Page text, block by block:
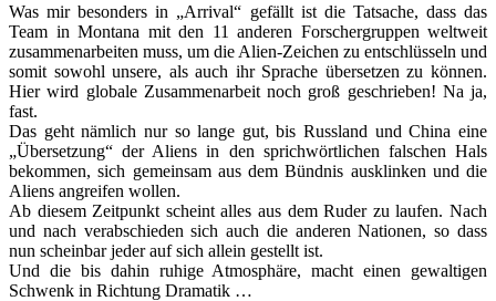
Was mir besonders in „Arrival“ gefällt ist die Tatsache, dass das
Team in Montana mit den 11 anderen Forschergruppen weltweit
zusammenarbeiten muss, um die Alien-Zeichen zu entschlüsseln und
somit sowohl unsere, als auch ihr Sprache übersetzen zu können.
Hier wird globale Zusammenarbeit noch groß geschrieben! Na ja,
fast.
Das geht nämlich nur so lange gut, bis Russland und China eine
„Übersetzung“ der Aliens in den sprichwörtlichen falschen Hals
bekommen, sich gemeinsam aus dem Bündnis ausklinken und die
Aliens angreifen wollen.
Ab diesem Zeitpunkt scheint alles aus dem Ruder zu laufen. Nach
und nach verabschieden sich auch die anderen Nationen, so dass
nun scheinbar jeder auf sich allein gestellt ist.
Und die bis dahin ruhige Atmosphäre, macht einen gewaltigen
Schwenk in Richtung Dramatik …